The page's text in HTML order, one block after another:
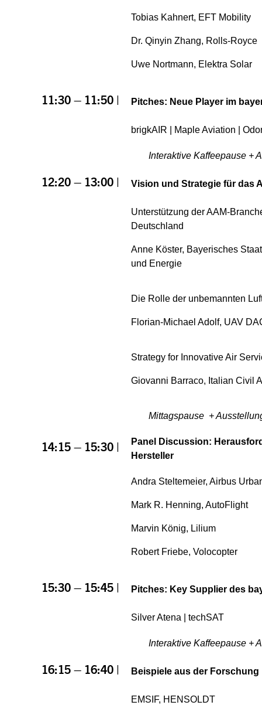
Tobias Kahnert, EFT Mobility
Dr. Qinyin Zhang, Rolls-Royce
Uwe Nortmann, Elektra Solar
11:30 – 11:50 | Pitches: Neue Player im
brigkAIR | Maple Aviation |
Interaktive Kaffeepause +
12:20 – 13:00 | Vision und Strategie für das
Unterstützung der AAM-
Deutschland
Anne Köster, Bayerisches
und Energie
Die Rolle der unbemannten
Florian-Michael Adolf, UAV
Strategy for Innovative Air
Giovanni Barraco, Italian Civil
Mittagspause +
14:15 – 15:30 | Panel Discussion:
Hersteller
Andra Steltemeier, Airbus
Mark R. Henning, AutoFlight
Marvin König, Lilium
Robert Friebe, Volocopter
15:30 – 15:45 | Pitches: Key Supplier des
Silver Atena | techSAT
Interaktive Kaffeepause +
16:15 – 16:40 | Beispiele aus der Forschung
EMSIF, HENSOLDT